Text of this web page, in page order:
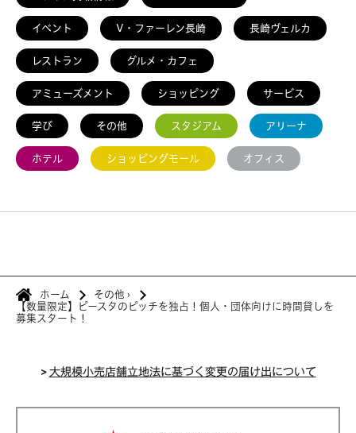
イベント V・ファーレン長崎 長崎ヴェルカ
レストラン グルメ・カフェ
アミューズメント ショッピング サービス
学び その他 スタジアム アリーナ
ホテル ショッピングモール オフィス
ホーム その他 ›
【数量限定】ピースタのピッチを独占！個人・団体向けに時間貸しを
募集スタート！
>大規模小売店舗立地法に基づく変更の届け出について